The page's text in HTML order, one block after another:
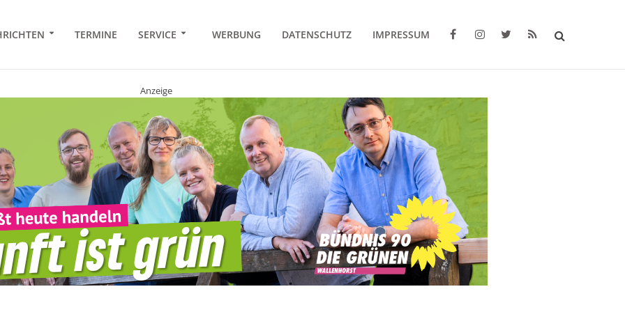
TERMINE SERVICE WERBUNG DATENSCHUTZ IMPRESSUM
Anzeige